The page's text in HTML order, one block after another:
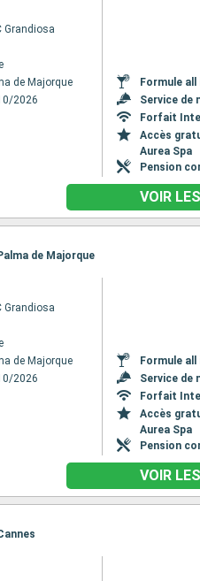
Grandiosa
de Majorque
2026
Formule all
Service de
Forfait
Accès
Aurea Spa
Pension
VOIR
de Majorque
Grandiosa
de Majorque
2026
Formule all
Service de
Forfait
Accès
Aurea Spa
Pension
VOIR